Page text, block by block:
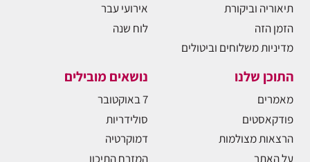
תיאוריה וביקורת
הזמן הזה
מדיניות משלוחים וביטולים
אירועי עבר
לוח שנה
התוכן שלנו
מאמרים
פודקאסטים
הרצאות מצולמות
על האתר
נושאים מובילים
7 באוקטובר
סולידריות
דמוקרטיה
המזרח התיכון